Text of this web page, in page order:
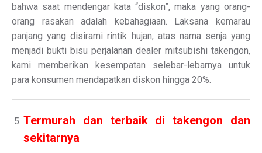
bahwa saat mendengar kata “diskon”, maka yang orang-
orang rasakan adalah kebahagiaan. Laksana kemarau
panjang yang disirami rintik hujan, atas nama senja yang
menjadi bukti bisu perjalanan dealer mitsubishi takengon,
kami memberikan kesempatan selebar-lebarnya untuk
para konsumen mendapatkan diskon hingga 20%.
Termurah dan terbaik di takengon dan
sekitarnya